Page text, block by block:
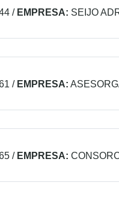
/ EMPRESA: SEIJO
/ EMPRESA:
/ EMPRESA: